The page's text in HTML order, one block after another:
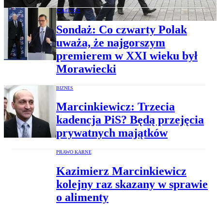
POLITYKA
Sondaż: Co czwarty Polak
uważa, że najgorszym
premierem w XXI wieku był
Morawiecki
BIZNES
Marcinkiewicz: Trzecia
kadencja PiS? Będą przejęcia
prywatnych majątków
PRAWO KARNE
Kazimierz Marcinkiewicz
kolejny raz skazany w sprawie
o alimenty